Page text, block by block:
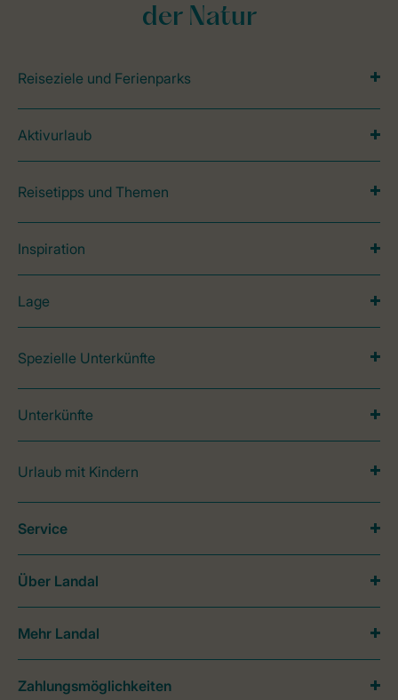
der Natur
Reiseziele und Ferienparks
Aktivurlaub
Reisetipps und Themen
Inspiration
Lage
Spezielle Unterkünfte
Unterkünfte
Urlaub mit Kindern
Service
Über Landal
Mehr Landal
Zahlungsmöglichkeiten